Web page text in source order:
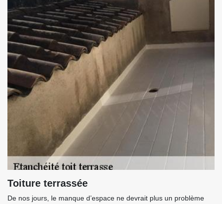
Toiture terrassée
De nos jours, le manque d’espace ne devrait plus un problème